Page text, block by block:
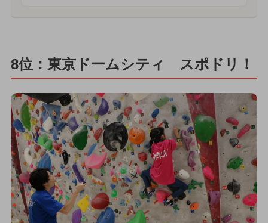
8位：東京ドームシティ スポドリ！